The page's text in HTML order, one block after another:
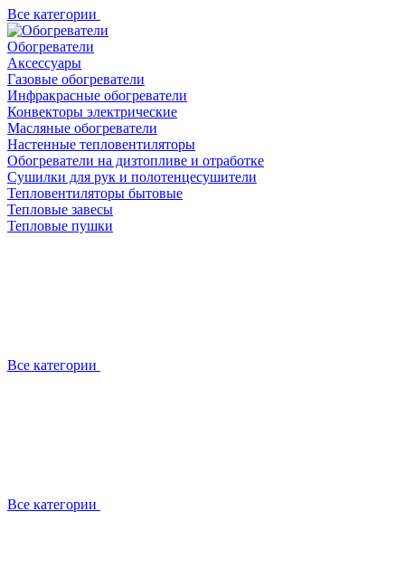
Все категории
Обогреватели
Аксессуары
Газовые обогреватели
Инфракрасные обогреватели
Конвекторы электрические
Масляные обогреватели
Настенные тепловентиляторы
Обогреватели на дизтопливе и отработке
Сушилки для рук и полотенцесушители
Тепловентиляторы бытовые
Тепловые завесы
Тепловые пушки
Все категории
Все категории